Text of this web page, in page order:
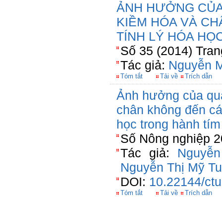
ẢNH HƯỞNG
KIỀM HÓA VÀ
TÍNH LÝ HÓA
Số 35 (2014)
Tác giả: Nguyễn
Tóm tắt Tải về Trích dẫn
Ảnh hưởng của
chân không đến
học trong hành
Số Nông nghiệp
Tác giả:
Nguyễn Thị Mỹ
DOI: 10.22144/
Tóm tắt Tải về Trích dẫn